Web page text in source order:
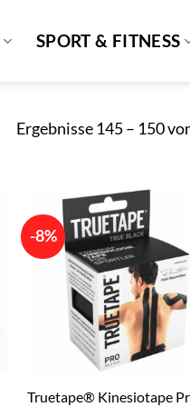
SPORT & FITNESS
Ergebnisse 145 – 150
-8%
Truetape® Kinesiotape